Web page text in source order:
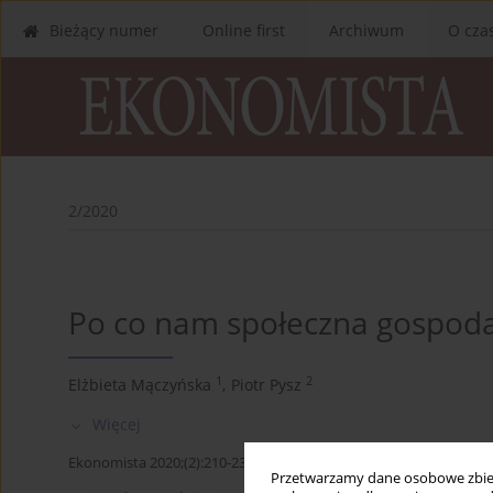
Przetwarzamy dane osobowe
Bieżący numer Online first Archiwum O
2/2020
Po co nam społeczna
Elżbieta Mączyńska 1 , Piotr Pysz 2
Więcej
Ekonomista 2020;(2):210-235